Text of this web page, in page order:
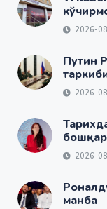
2026-
Путин
2026-
2026-
манба